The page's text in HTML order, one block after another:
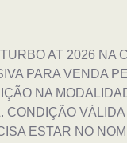
AT 2026 NA
PARA VENDA
NA
CONDIÇÃO
ESTAR NO